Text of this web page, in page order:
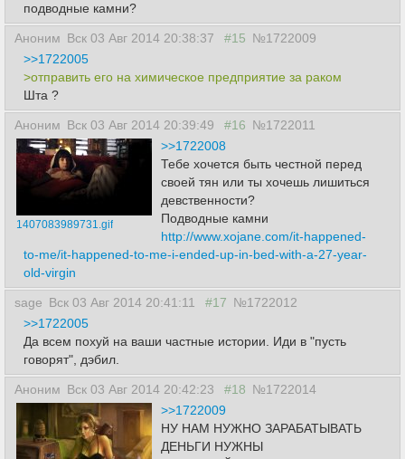
подводные камни?
Аноним Вск 03 Авг 2014 20:38:37 #15 №1722009
>>1722005
>отправить его на химическое предприятие за раком
Шта ?
Аноним Вск 03 Авг 2014 20:39:49 #16 №1722011
1407083989731.gif
>>1722008
Тебе хочется быть честной перед
своей тян или ты хочешь лишиться
девственности?
Подводные камни
http://www.xojane.com/it-happened-
to-me/it-happened-to-me-i-ended-up-in-bed-with-a-27-year-
old-virgin
sage Вск 03 Авг 2014 20:41:11 #17 №1722012
>>1722005
Да всем похуй на ваши частные истории. Иди в "пусть
говорят", дэбил.
Аноним Вск 03 Авг 2014 20:42:23 #18 №1722014
>>1722009
НУ НАМ НУЖНО ЗАРАБАТЫВАТЬ
ДЕНЬГИ НУЖНЫ